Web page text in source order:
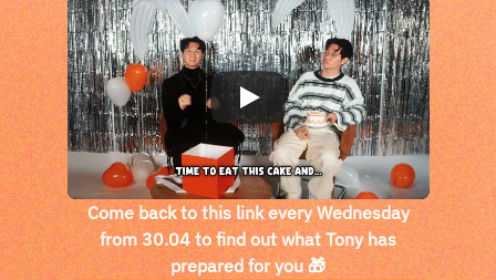
Come back to this link every Wednesday
from 30.04 to find out what Tony has
prepared for you 🎁